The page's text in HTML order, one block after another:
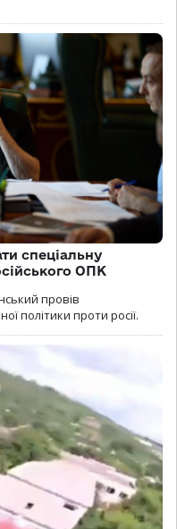
спеціальну
ОПК
провів
політики проти росії.